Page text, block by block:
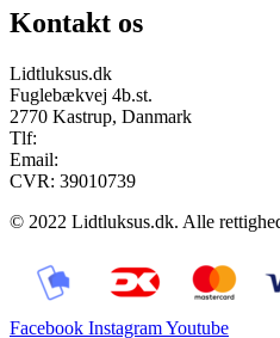
Kontakt os
Lidtluksus.dk
Fuglebækvej 4b.st.
2770 Kastrup, Danmark
Tlf:
Email:
CVR: 39010739
© 2022 Lidtluksus.dk. Alle
Facebook InstagramYoutube